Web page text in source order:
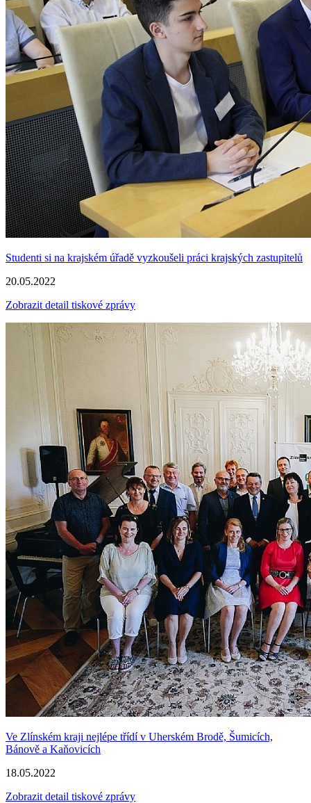
Studenti si na krajském úřadě vyzkoušeli práci krajských zastupitelů
20.05.2022
Zobrazit detail tiskové zprávy
Ve Zlínském kraji nejlépe třídí v Uherském Brodě, Šumicích,
Bánově a Kaňovicích
18.05.2022
Zobrazit detail tiskové zprávy